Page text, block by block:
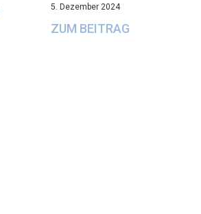
5. Dezember 2024
ZUM BEITRAG